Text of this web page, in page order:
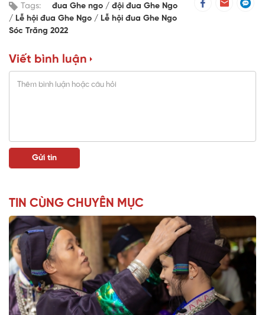
Tags: đua Ghe ngo
đội đua Ghe Ngo
Lễ hội đua Ghe Ngo
Lễ hội đua Ghe Ngo
Sóc Trăng 2022
Viết bình luận
TIN CÙNG CHUYÊN MỤC